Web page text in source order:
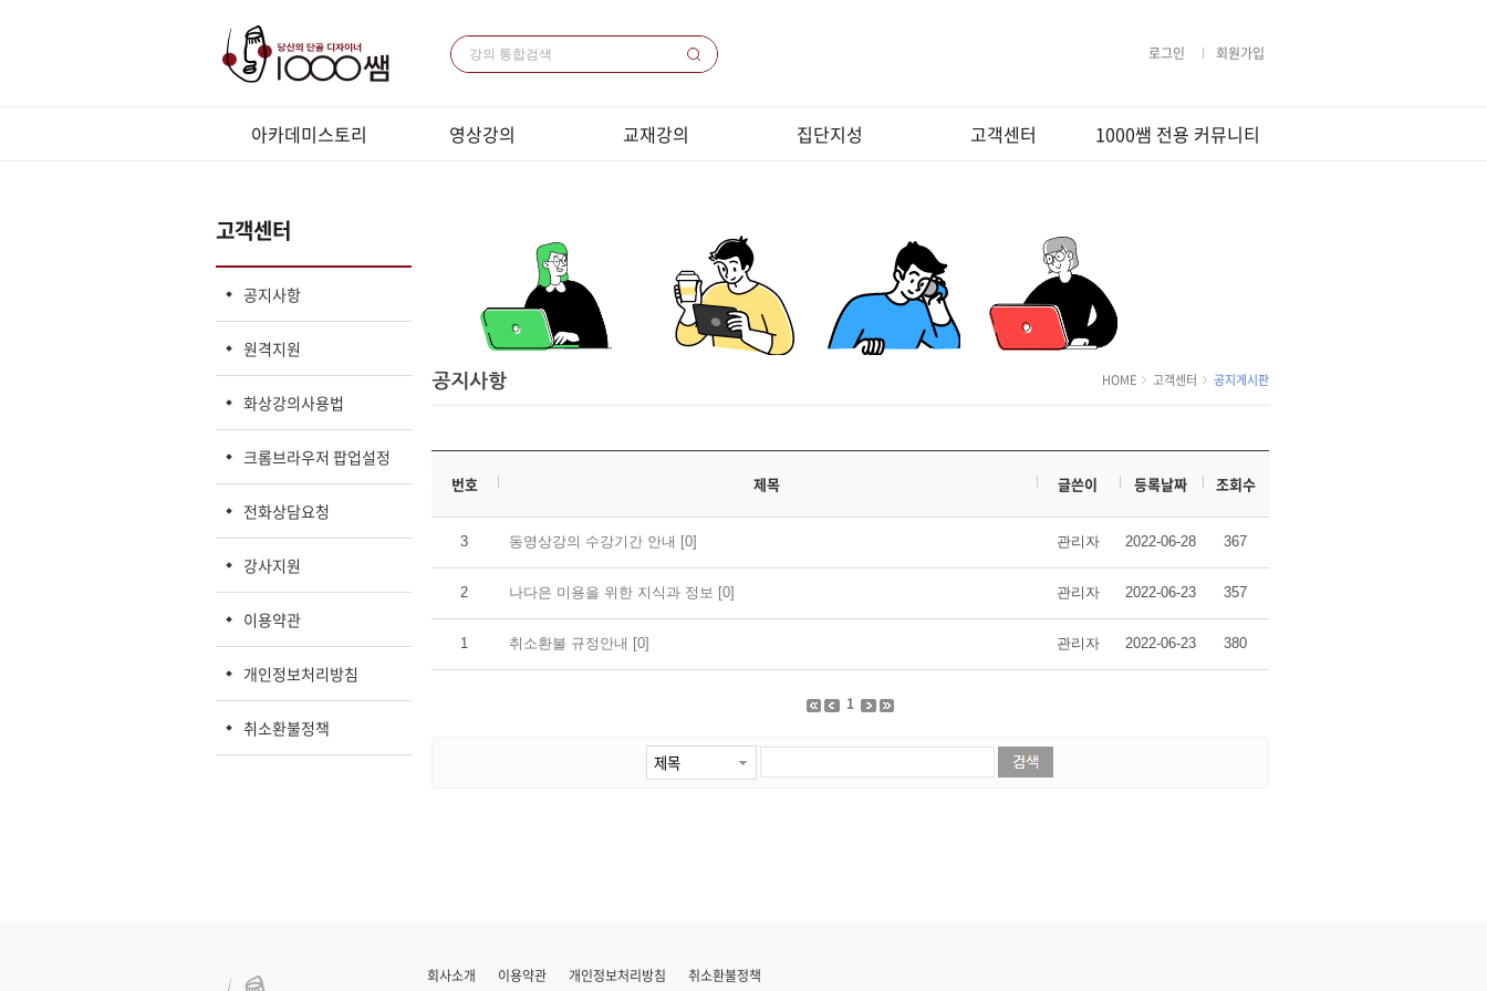
로그인 회원가입
아카데미스토리 영상강의 교재강의 집단지성 고객센터
화상강의사용법
크롬브라우저 팝업설
정
전화상담요청
강사지원
1000쌤 전용 커뮤니티
고객센터
공지사항
원격지원
화상강의사용법
크롬브라우저 팝업설정
전화상담요청
강사지원
이용약관
개인정보처리방침
취소환불정책
HOME 고객센터 공지게시판
번호 제목 글쓴이 등록날짜 조회수
3 동영상강의 수강기간 안내 [0] 관리자 2022-06-28 367
2 나다은 미용을 위한 지식과 정보 [0] 관리자 2022-06-23 357
1 취소환불 규정안내 [0] 관리자 2022-06-23 380
1
회사소개 이용약관 개인정보처리방침 취소환불정책